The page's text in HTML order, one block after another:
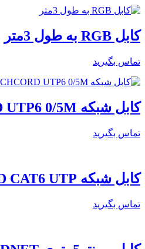
کابل RGB به طول 3متر
تماس بگیرید
کابل شبکه PACHCORD UTP6 0/5M
تماس بگیرید
کابل شبکه PACHCORD CAT6 UTP
تماس بگیرید